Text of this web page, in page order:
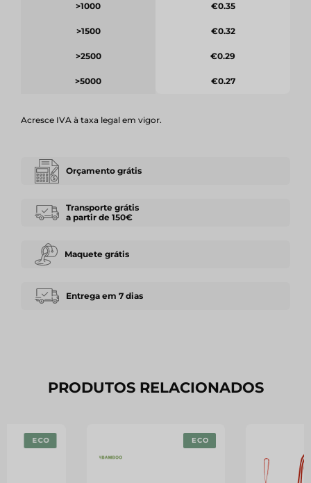
>1000
>1500
>2500
>5000
€0.35
€0.32
€0.29
€0.27
Acresce IVA à taxa legal em vigor.
Orçamento grátis
Transporte grátis
a partir de 150€
Maquete grátis
Entrega em 7 dias
PRODUTOS RELACIONADOS
ECO ECO